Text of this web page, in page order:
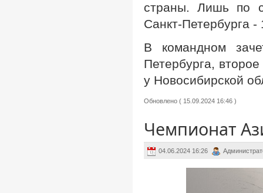
страны. Лишь по
Санкт-Петербурга
В командном
Петербурга,
у Новосибирской
Обновлено ( 15.09.2024 16:46 )
Чемпионат
04.06.2024 16:26